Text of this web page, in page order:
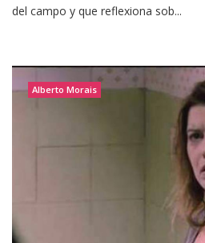
del campo y que reflexiona sob...
Alberto Morais